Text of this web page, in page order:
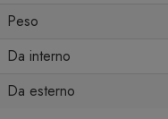
Peso
Da interno
Da esterno